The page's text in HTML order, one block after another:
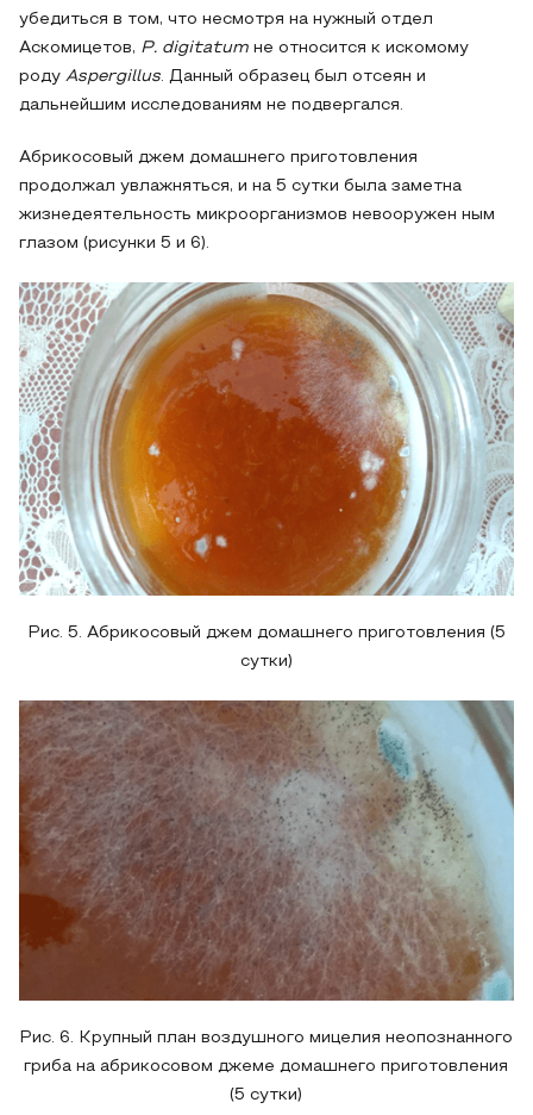
убедиться в том, что несмотря на нужный отдел
Аскомицетов, P. digitatum не относится к искомому
роду Aspergillus. Данный образец был отсеян и
дальнейшим исследованиям не подвергался.
Абрикосовый джем домашнего приготовления
продолжал увлажняться, и на 5 сутки была заметна
жизнедеятельность микроорганизмов невооружен ным
глазом (рисунки 5 и 6).
Рис. 5. Абрикосовый джем домашнего приготовления (5
сутки)
Рис. 6. Крупный план воздушного мицелия неопознанного
гриба на абрикосовом джеме домашнего приготовления
(5 сутки)